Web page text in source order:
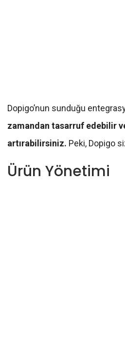
Dopigo’nun sunduğu
zamandan tasarruf edebilir ve
artırabilirsiniz. Peki, Dopigo
Ürün Yönetimi